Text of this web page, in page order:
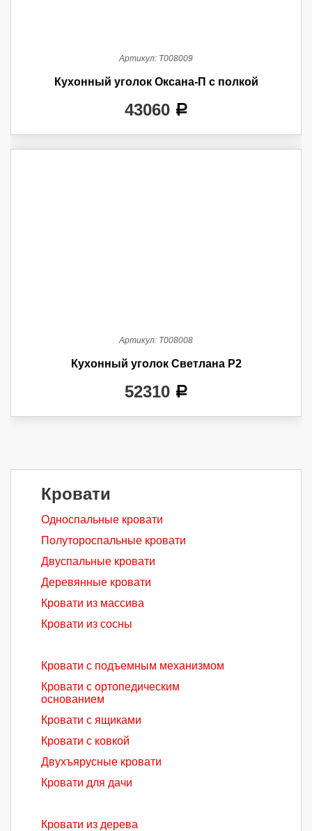
Артикул: Т008009
Кухонный уголок Оксана-П с полкой
43060 a
Артикул: Т008008
Кухонный уголок Светлана Р2
52310 a
Кровати
Односпальные кровати
Полутороспальные кровати
Двуспальные кровати
Деревянные кровати
Кровати из массива
Кровати из сосны
Кровати с подъемным механизмом
Кровати с ортопедическим
основанием
Кровати с ящиками
Кровати с ковкой
Двухъярусные кровати
Кровати для дачи
Кровати из дерева